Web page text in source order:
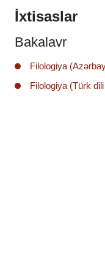
İxtisaslar
Bakalavr
Filologiya
Filologiya (Türk